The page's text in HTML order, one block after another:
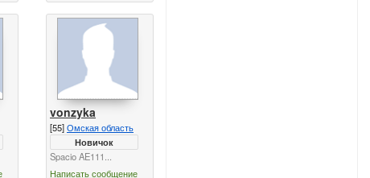
vonzyka
[55]Омская область
Новичок
Spacio AE111...
Написать сообщение